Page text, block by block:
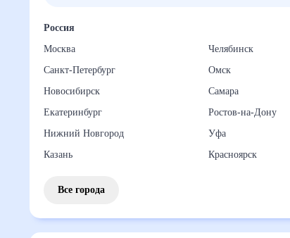
Россия
Москва
Санкт-Петербург
Новосибирск
Екатеринбург
Нижний Новгород
Казань
Челябинск
Омск
Самара
Ростов-на-Дону
Уфа
Красноярск
Все города